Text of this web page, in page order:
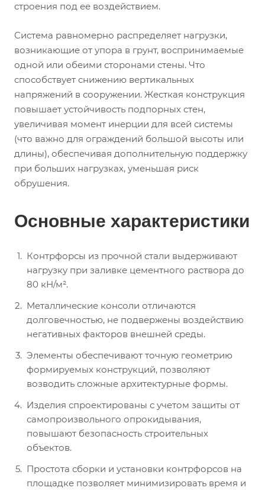
строения под ее воздействием.
Система равномерно распределяет нагрузки,
возникающие от упора в грунт, воспринимаемые
одной или обеими сторонами стены. Что
способствует снижению вертикальных
напряжений в сооружении. Жесткая конструкция
повышает устойчивость подпорных стен,
увеличивая момент инерции для всей системы
(что важно для ограждений большой высоты или
длины), обеспечивая дополнительную поддержку
при больших нагрузках, уменьшая риск
обрушения.
Основные характеристики
Контрфорсы из прочной стали выдерживают
нагрузку при заливке цементного раствора до
80 кН/м².
Металлические консоли отличаются
долговечностью, не подвержены воздействию
негативных факторов внешней среды.
Элементы обеспечивают точную геометрию
формируемых конструкций, позволяют
возводить сложные архитектурные формы.
Изделия спроектированы с учетом защиты от
самопроизвольного опрокидывания,
повышают безопасность строительных
объектов.
Простота сборки и установки контрфорсов на
площадке позволяет минимизировать время и